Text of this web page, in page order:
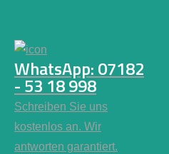
WhatsApp: 07182
- 53 18 998
Schreiben Sie uns
kostenlos an. Wir
antworten garantiert.